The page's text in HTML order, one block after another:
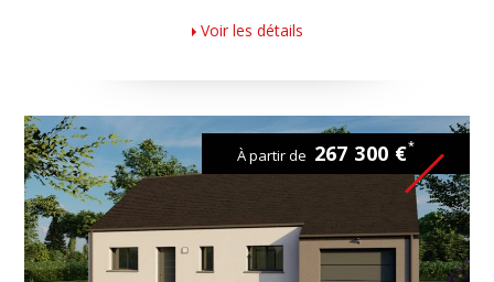
Voir les détails
À partir de 267 300 €*